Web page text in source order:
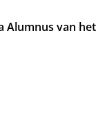
Alumnus van